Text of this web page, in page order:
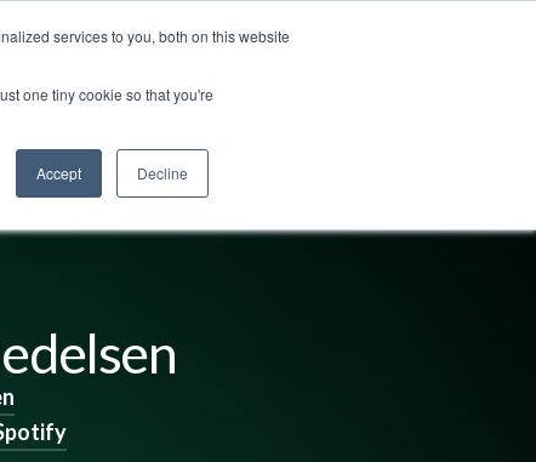
services to you, both on this website
one tiny cookie so that you're
Accept Decline
Logg inn Kontakt oss